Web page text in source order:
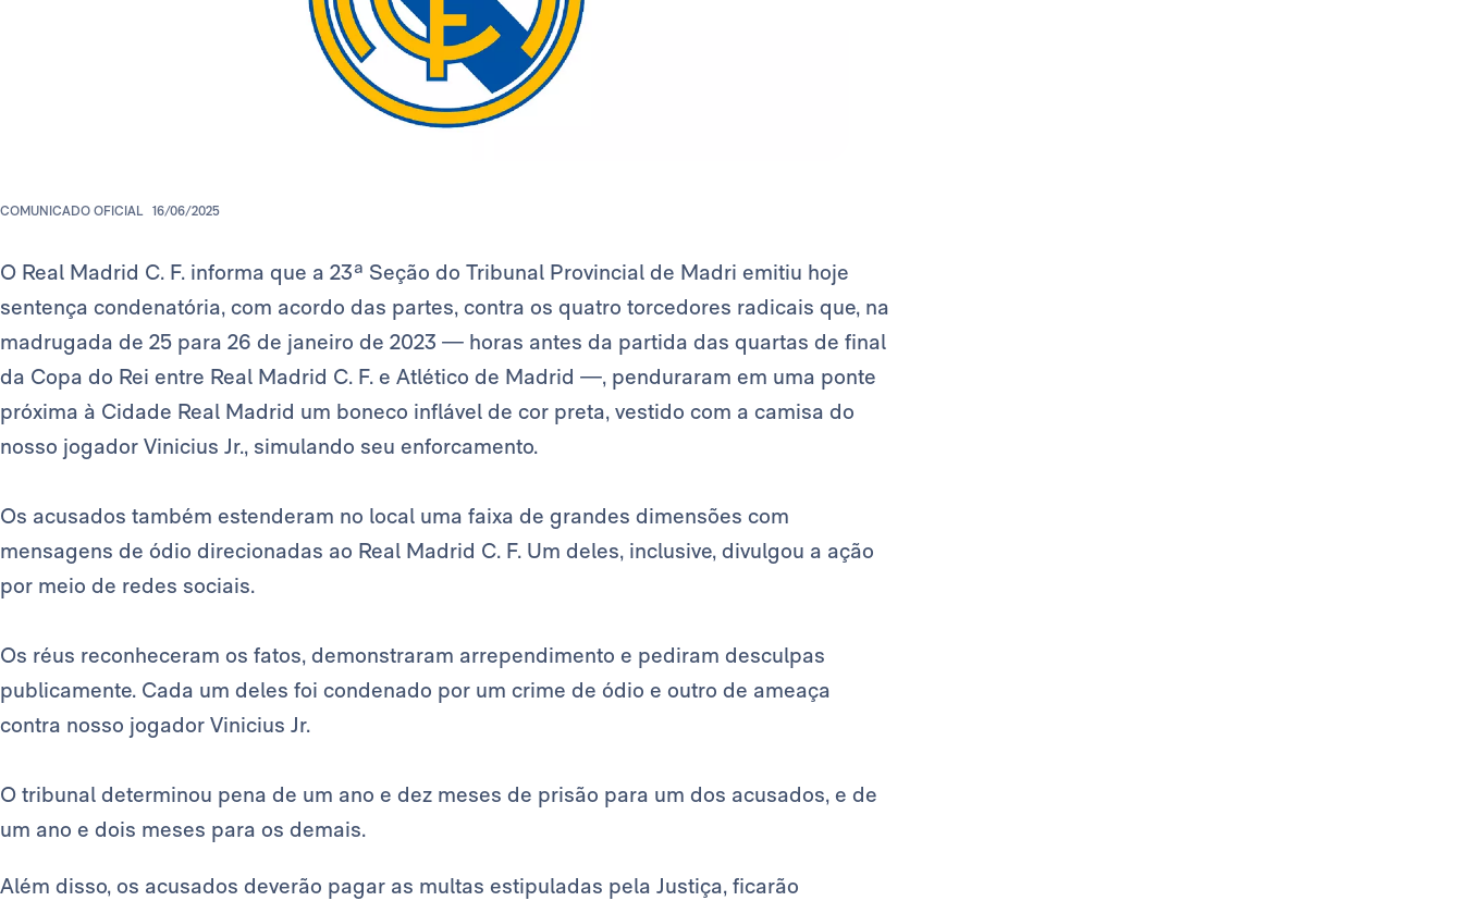
COMUNICADO OFICIAL 16/06/2025
O Real Madrid C. F. informa que a 23ª Seção do Tribunal Provincial de Madri emitiu hoje
sentença condenatória, com acordo das partes, contra os quatro torcedores radicais que, na
madrugada de 25 para 26 de janeiro de 2023 — horas antes da partida das quartas de final
da Copa do Rei entre Real Madrid C. F. e Atlético de Madrid —, penduraram em uma ponte
próxima à Cidade Real Madrid um boneco inflável de cor preta, vestido com a camisa do
nosso jogador Vinicius Jr., simulando seu enforcamento.
Os acusados também estenderam no local uma faixa de grandes dimensões com
mensagens de ódio direcionadas ao Real Madrid C. F. Um deles, inclusive, divulgou a ação
por meio de redes sociais.
Os réus reconheceram os fatos, demonstraram arrependimento e pediram desculpas
publicamente. Cada um deles foi condenado por um crime de ódio e outro de ameaça
contra nosso jogador Vinicius Jr.
O tribunal determinou pena de um ano e dez meses de prisão para um dos acusados, e de
um ano e dois meses para os demais.
Além disso, os acusados deverão pagar as multas estipuladas pela Justiça, ficarão